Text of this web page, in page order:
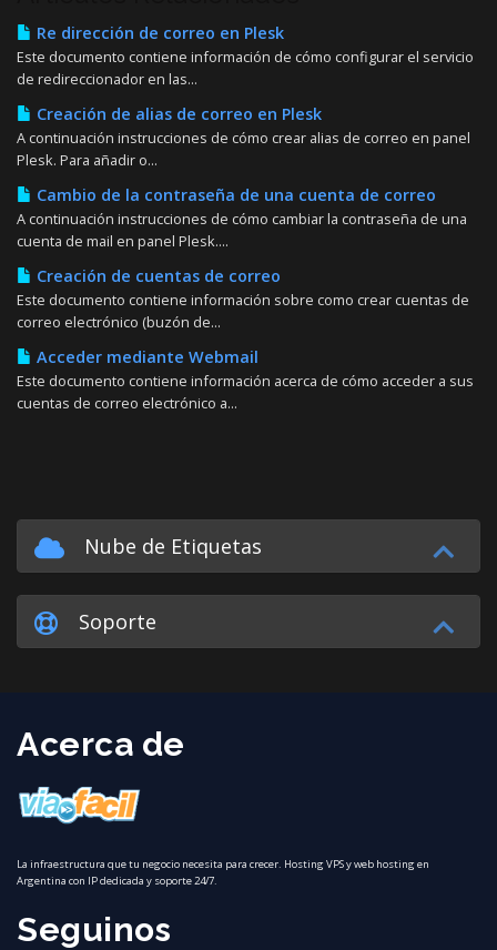
Re dirección de correo en Plesk
Este documento contiene información de cómo configurar el servicio
de redireccionador en las...
Creación de alias de correo en Plesk
A continuación instrucciones de cómo crear alias de correo en panel
Plesk. Para añadir o...
Cambio de la contraseña de una cuenta de correo
A continuación instrucciones de cómo cambiar la contraseña de una
cuenta de mail en panel Plesk....
Creación de cuentas de correo
Este documento contiene información sobre como crear cuentas de
correo electrónico (buzón de...
Acceder mediante Webmail
Este documento contiene información acerca de cómo acceder a sus
cuentas de correo electrónico a...
Nube de Etiquetas
Soporte
Acerca de
La infraestructura que tu negocio necesita para crecer. Hosting VPS y web hosting en
Argentina con IP dedicada y soporte 24/7.
Seguinos